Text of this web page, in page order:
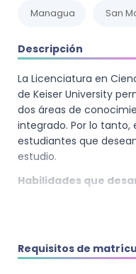
Managua San
Descripción
La Licenciatura en
de Keiser University
dos áreas de
integrado. Por lo
estudiantes que
estudio.
Habilidades que
disciplinas.
Requisitos de